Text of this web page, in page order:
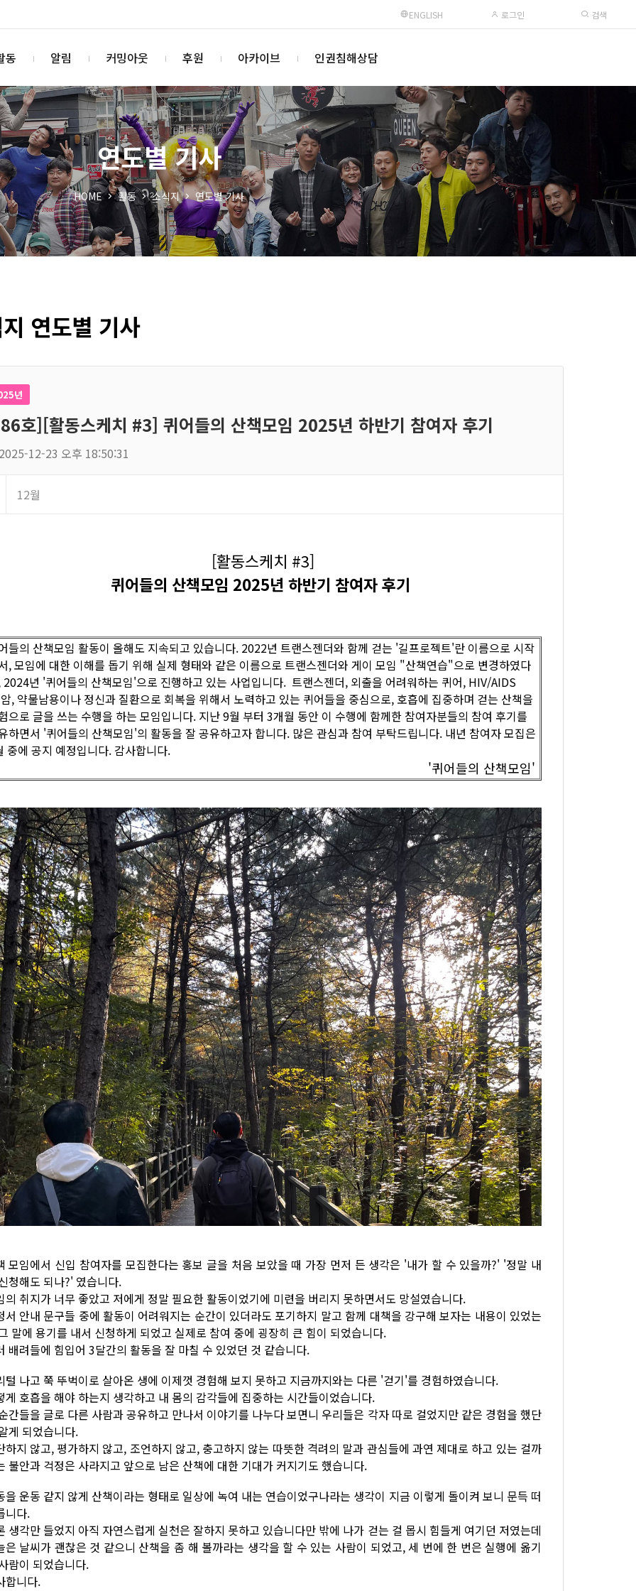
ENGLISH 로그인 검색
동 알림 커밍아웃 후원 아카이브 인권침해상담
연도별 기사
HOME 활동 소식지 연도별 기사
연도별 기사
년
호][활동스케치 #3] 퀴어들의 산책모임 2025년 하반기 참여자 후기
12-23 오후 18:50:31
12월
[활동스케치 #3]
퀴어들의 산책모임 2025년 하반기 참여자 후기
들의 산책모임 활동이 올해도 지속되고 있습니다. 2022년 트랜스젠더와 함께 걷는 '길프로젝트'란 이름으로 시작
, 모임에 대한 이해를 돕기 위해 실제 형태와 같은 이름으로 트랜스젠더와 게이 모임 "산책연습"으로 변경하였다
2024년 '퀴어들의 산책모임'으로 진행하고 있는 사업입니다. 트랜스젠더, 외출을 어려워하는 퀴어, HIV/AIDS
, 약물남용이나 정신과 질환으로 회복을 위해서 노력하고 있는 퀴어들을 중심으로, 호흡에 집중하며 걷는 산책을
으로 글을 쓰는 수행을 하는 모임입니다. 지난 9월 부터 3개월 동안 이 수행에 함께한 참여자분들의 참여 후기를
하면서 '퀴어들의 산책모임'의 활동을 잘 공유하고자 합니다. 많은 관심과 참여 부탁드립니다. 내년 참여자 모집은
중에 공지 예정입니다. 감사합니다.
'퀴어들의 산책모임'
모임에서 신입 참여자를 모집한다는 홍보 글을 처음 보았을 때 가장 먼저 든 생각은 '내가 할 수 있을까?' '정말 내
청해도 되나?' 였습니다.
의 취지가 너무 좋았고 저에게 정말 필요한 활동이었기에 미련을 버리지 못하면서도 망설였습니다.
서 안내 문구들 중에 활동이 어려워지는 순간이 있더라도 포기하지 말고 함께 대책을 강구해 보자는 내용이 있었는
말에 용기를 내서 신청하게 되었고 실제로 참여 중에 굉장히 큰 힘이 되었습니다.
배려들에 힘입어 3달간의 활동을 잘 마칠 수 있었던 것 같습니다.
털 나고 쭉 뚜벅이로 살아온 생에 이제껏 경험해 보지 못하고 지금까지와는 다른 '걷기'를 경험하였습니다.
게 호흡을 해야 하는지 생각하고 내 몸의 감각들에 집중하는 시간들이었습니다.
간들을 글로 다른 사람과 공유하고 만나서 이야기를 나누다 보면니 우리들은 각자 따로 걸었지만 같은 경험을 했단
게 되었습니다.
하지 않고, 평가하지 않고, 조언하지 않고, 충고하지 않는 따뜻한 격려의 말과 관심들에 과연 제대로 하고 있는 걸까
불안과 걱정은 사라지고 앞으로 남은 산책에 대한 기대가 커지기도 했습니다.
을 운동 같지 않게 산책이라는 형태로 일상에 녹여 내는 연습이었구나라는 생각이 지금 이렇게 돌이켜 보니 문득 떠
니다.
생각만 들었지 아직 자연스럽게 실천은 잘하지 못하고 있습니다만 밖에 나가 걷는 걸 몹시 힘들게 여기던 저였는데
은 날씨가 괜찮은 것 같으니 산책을 좀 해 볼까라는 생각을 할 수 있는 사람이 되었고, 세 번에 한 번은 실행에 옮기
람이 되었습니다.
합니다.